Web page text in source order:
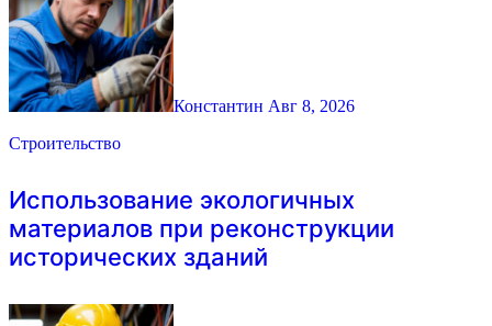
Константин Авг 8, 2026
Строительство
Использование экологичных
материалов при реконструкции
исторических зданий